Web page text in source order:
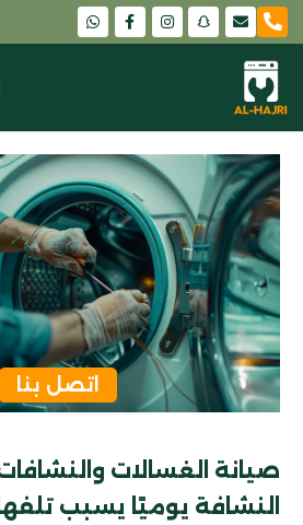
snapchat
اتصل بنا
صيانة الغسالات
النشافة يوميًا يسبب